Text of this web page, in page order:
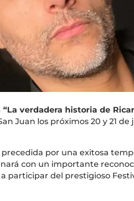
“La verdadera historia de
Juan los próximos 20 y 21
por una exitosa
con un importante
participar del prestigioso